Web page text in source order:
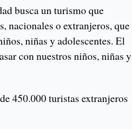
busca un turismo que
nacionales o extranjeros, que
niñas y adolescentes. El
con nuestros niños, niñas y
450.000 turistas extranjeros